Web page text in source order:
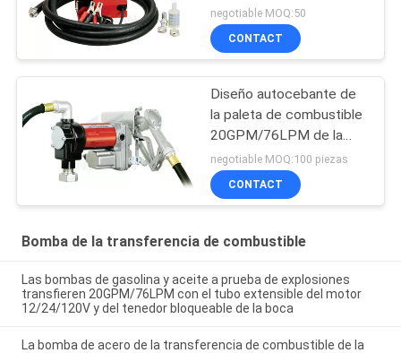
Fuelworks 10304010A
12V 10GPM con 13'
manguera y boca manual
negotiable MOQ:50
CONTACT
Diseño autocebante de
la paleta de combustible
20GPM/76LPM de la
transferencia de los
equipos resistentes de la
bomba para el montaje
negotiable MOQ:100 piezas
CONTACT
Bomba de la transferencia de combustible
Las bombas de gasolina y aceite a prueba de explosiones
transfieren 20GPM/76LPM con el tubo extensible del motor
12/24/120V y del tenedor bloqueable de la boca
La bomba de acero de la transferencia de combustible de la